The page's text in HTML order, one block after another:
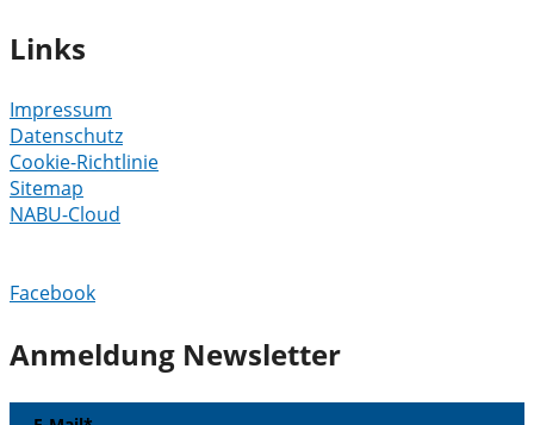
Links
Impressum
Datenschutz
Cookie-Richtlinie
Sitemap
NABU-Cloud
Facebook
Anmeldung Newsletter